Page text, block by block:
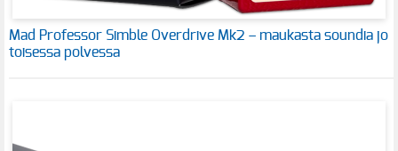
Mad Professor Simble Overdrive Mk2 – maukasta soundia jo
toisessa polvessa